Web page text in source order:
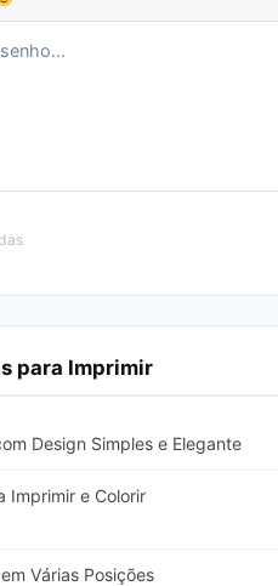
para Imprimir
Design Simples e Elegante
Imprimir e Colorir
Várias Posições